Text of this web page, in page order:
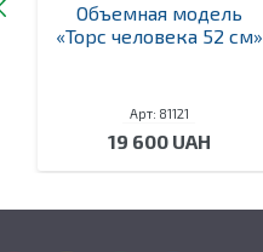
Объемная модель
«Торс человека 52 см»
Арт: 81121
19 600 UAH